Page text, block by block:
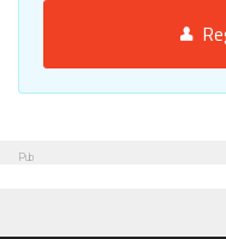
Pub